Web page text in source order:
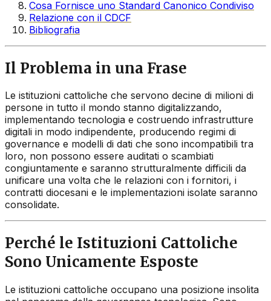
Cosa Fornisce uno Standard Canonico Condiviso
Relazione con il CDCF
Bibliografia
Il Problema in una Frase
Le istituzioni cattoliche che servono decine di milioni di
persone in tutto il mondo stanno digitalizzando,
implementando tecnologia e costruendo infrastrutture
digitali in modo indipendente, producendo regimi di
governance e modelli di dati che sono incompatibili tra
loro, non possono essere auditati o scambiati
congiuntamente e saranno strutturalmente difficili da
unificare una volta che le relazioni con i fornitori, i
contratti diocesani e le implementazioni isolate saranno
consolidate.
Perché le Istituzioni Cattoliche
Sono Unicamente Esposte
Le istituzioni cattoliche occupano una posizione insolita